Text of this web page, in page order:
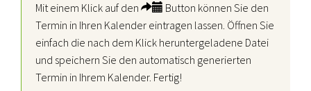
Mit einem Klick auf den
Button können Sie den
Termin in Ihren Kalender eintragen lassen. Öffnen Sie
einfach die nach dem Klick heruntergeladene Datei
und speichern Sie den automatisch generierten
Termin in Ihrem Kalender. Fertig!